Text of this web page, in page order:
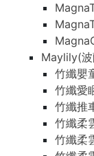
Maylily(
竹纖嬰
竹纖愛
竹纖推
竹纖柔
竹纖柔